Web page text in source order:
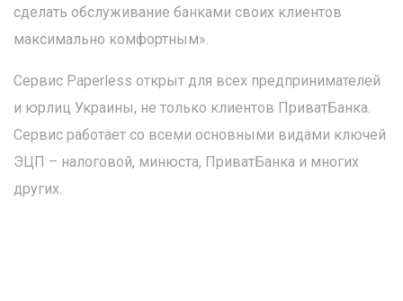
сделать обслуживание банками своих клиентов
максимально комфортным».
Сервис Paperless открыт для всех предпринимателей
и юрлиц Украины, не только клиентов ПриватБанка.
Сервис работает со всеми основными видами ключей
ЭЦП – налоговой, минюста, ПриватБанка и многих
других.